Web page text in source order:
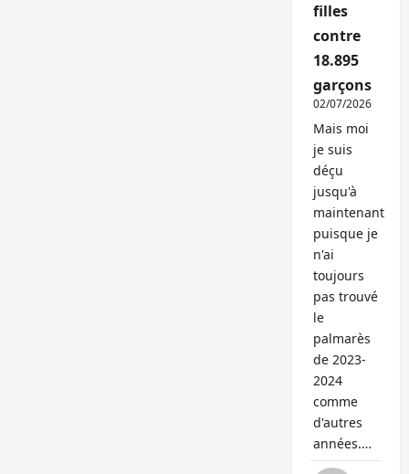
filles
contre
18.895
garçons
02/07/2026
Mais moi
je suis
déçu
jusqu'à
maintenant
puisque je
n'ai
toujours
pas trouvé
le
palmarès
de 2023-
2024
comme
d'autres
années.…